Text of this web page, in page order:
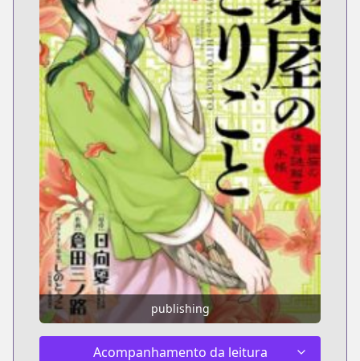
publishing
Acompanhamento da leitura